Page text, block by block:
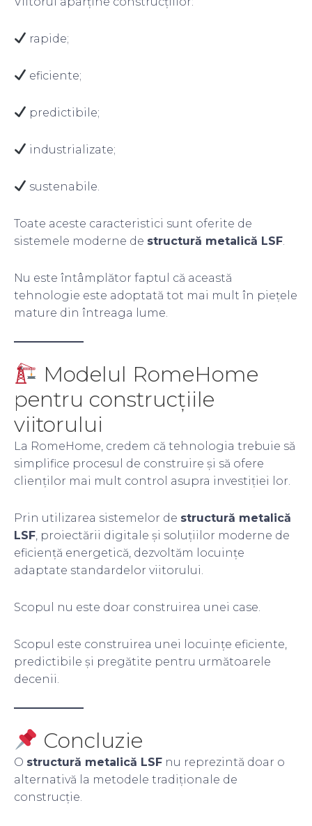
rapide;
eficiente;
predictibile;
industrializate;
sustenabile.
Toate aceste caracteristici sunt oferite de
sistemele moderne de structură metalică LSF
Nu este întâmplător faptul că această
tehnologie este adoptată tot mai mult în piețele
mature din întreaga lume.
Modelul RomeHome
pentru construcțiile
viitorului
La RomeHome, credem că tehnologia trebuie să
simplifice procesul de construire și să ofere
clienților mai mult control asupra investiției lor.
Prin utilizarea sistemelor de structură metalică
LSF , proiectării digitale și soluțiilor moderne de
eficiență energetică, dezvoltăm locuințe
adaptate standardelor viitorului.
Scopul nu este doar construirea unei case.
Scopul este construirea unei locuințe eficiente,
predictibile și pregătite pentru următoarele
decenii.
Concluzie
O structură metalică LSF nu reprezintă doar o
alternativă la metodele tradiționale de
construcție.